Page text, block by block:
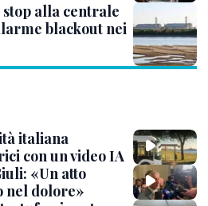
stop alla centrale
blackout nei
italiana
con un video IA
«Un atto
nel dolore»